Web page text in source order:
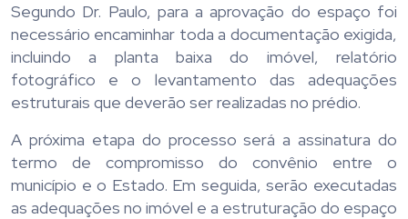
Segundo Dr. Paulo, para a aprovação do espaço foi
necessário encaminhar toda a documentação exigida,
incluindo a planta baixa do imóvel, relatório
fotográfico e o levantamento das adequações
estruturais que deverão ser realizadas no prédio.
A próxima etapa do processo será a assinatura do
termo de compromisso do convênio entre o
município e o Estado. Em seguida, serão executadas
as adequações no imóvel e a estruturação do espaço